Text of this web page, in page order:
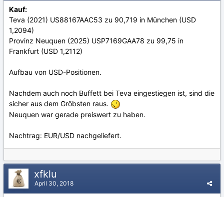
Kauf:
Teva (2021) US88167AAC53 zu 90,719 in München (USD
1,2094)
Provinz Neuquen (2025) USP7169GAA78 zu 99,75 in
Frankfurt (USD 1,2112)
Aufbau von USD-Positionen.
Nachdem auch noch Buffett bei Teva eingestiegen ist, sind die
sicher aus dem Gröbsten raus.
Neuquen war gerade preiswert zu haben.
Nachtrag: EUR/USD nachgeliefert.
xfklu
April 30, 2018